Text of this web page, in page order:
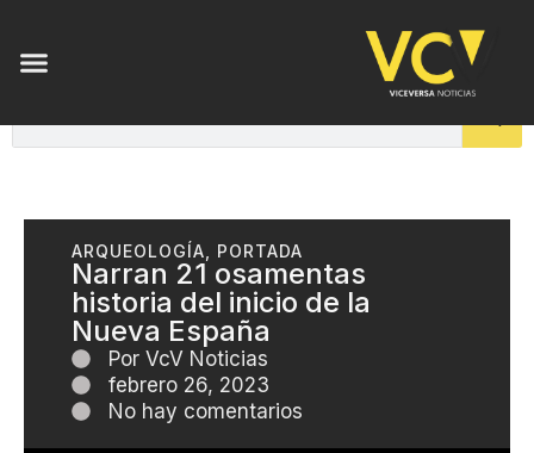
ARQUEOLOGÍA PORTADA
Narran 21 osamentas
historia del inicio de la
Nueva España
Por VcV Noticias
febrero 26, 2023
No hay comentarios